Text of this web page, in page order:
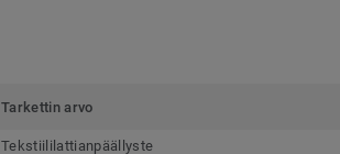
Tarkettin arvo
Tekstiililattianpäällyste